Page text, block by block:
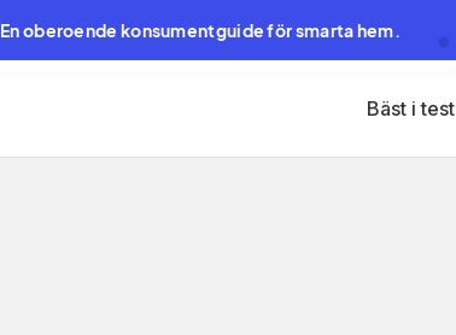
En oberoende konsumentguide för smarta hem.
Bäst i test